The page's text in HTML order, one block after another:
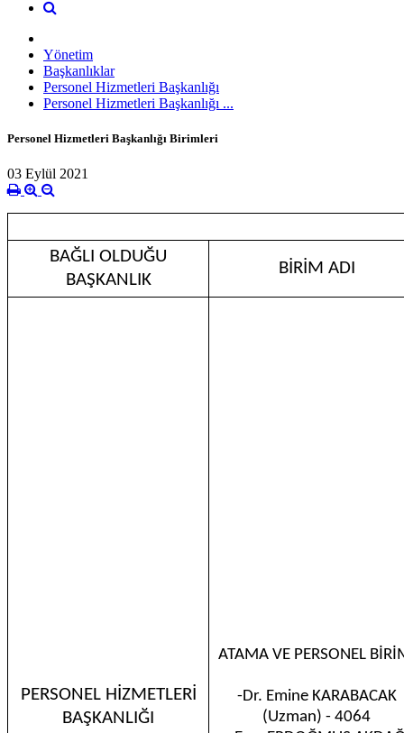
Yönetim
Başkanlıklar
Personel Hizmetleri Başkanlığı
Personel Hizmetleri Başkanlığı ...
Personel Hizmetleri Başkanlığı Birimleri
03 Eylül 2021
BAĞLI OLDUĞU
BAŞKANLIK
BİRİM ADI
PERSONEL HİZMETLERİ
BAŞKANLIĞI
ATAMA VE PERSONEL
-Dr. Emine KARABACAK
(Uzman) - 4064